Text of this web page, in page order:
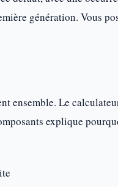
génération. Vous
ensemble. Le
explique